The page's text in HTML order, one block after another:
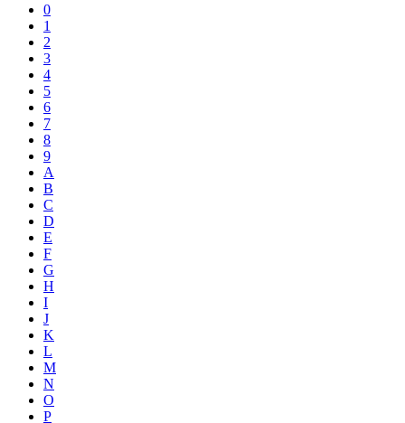
0
1
2
3
4
5
6
7
8
9
A
B
C
D
E
F
G
H
I
J
K
L
M
N
O
P